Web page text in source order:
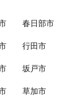
春日部市
行田市
坂戸市
草加市